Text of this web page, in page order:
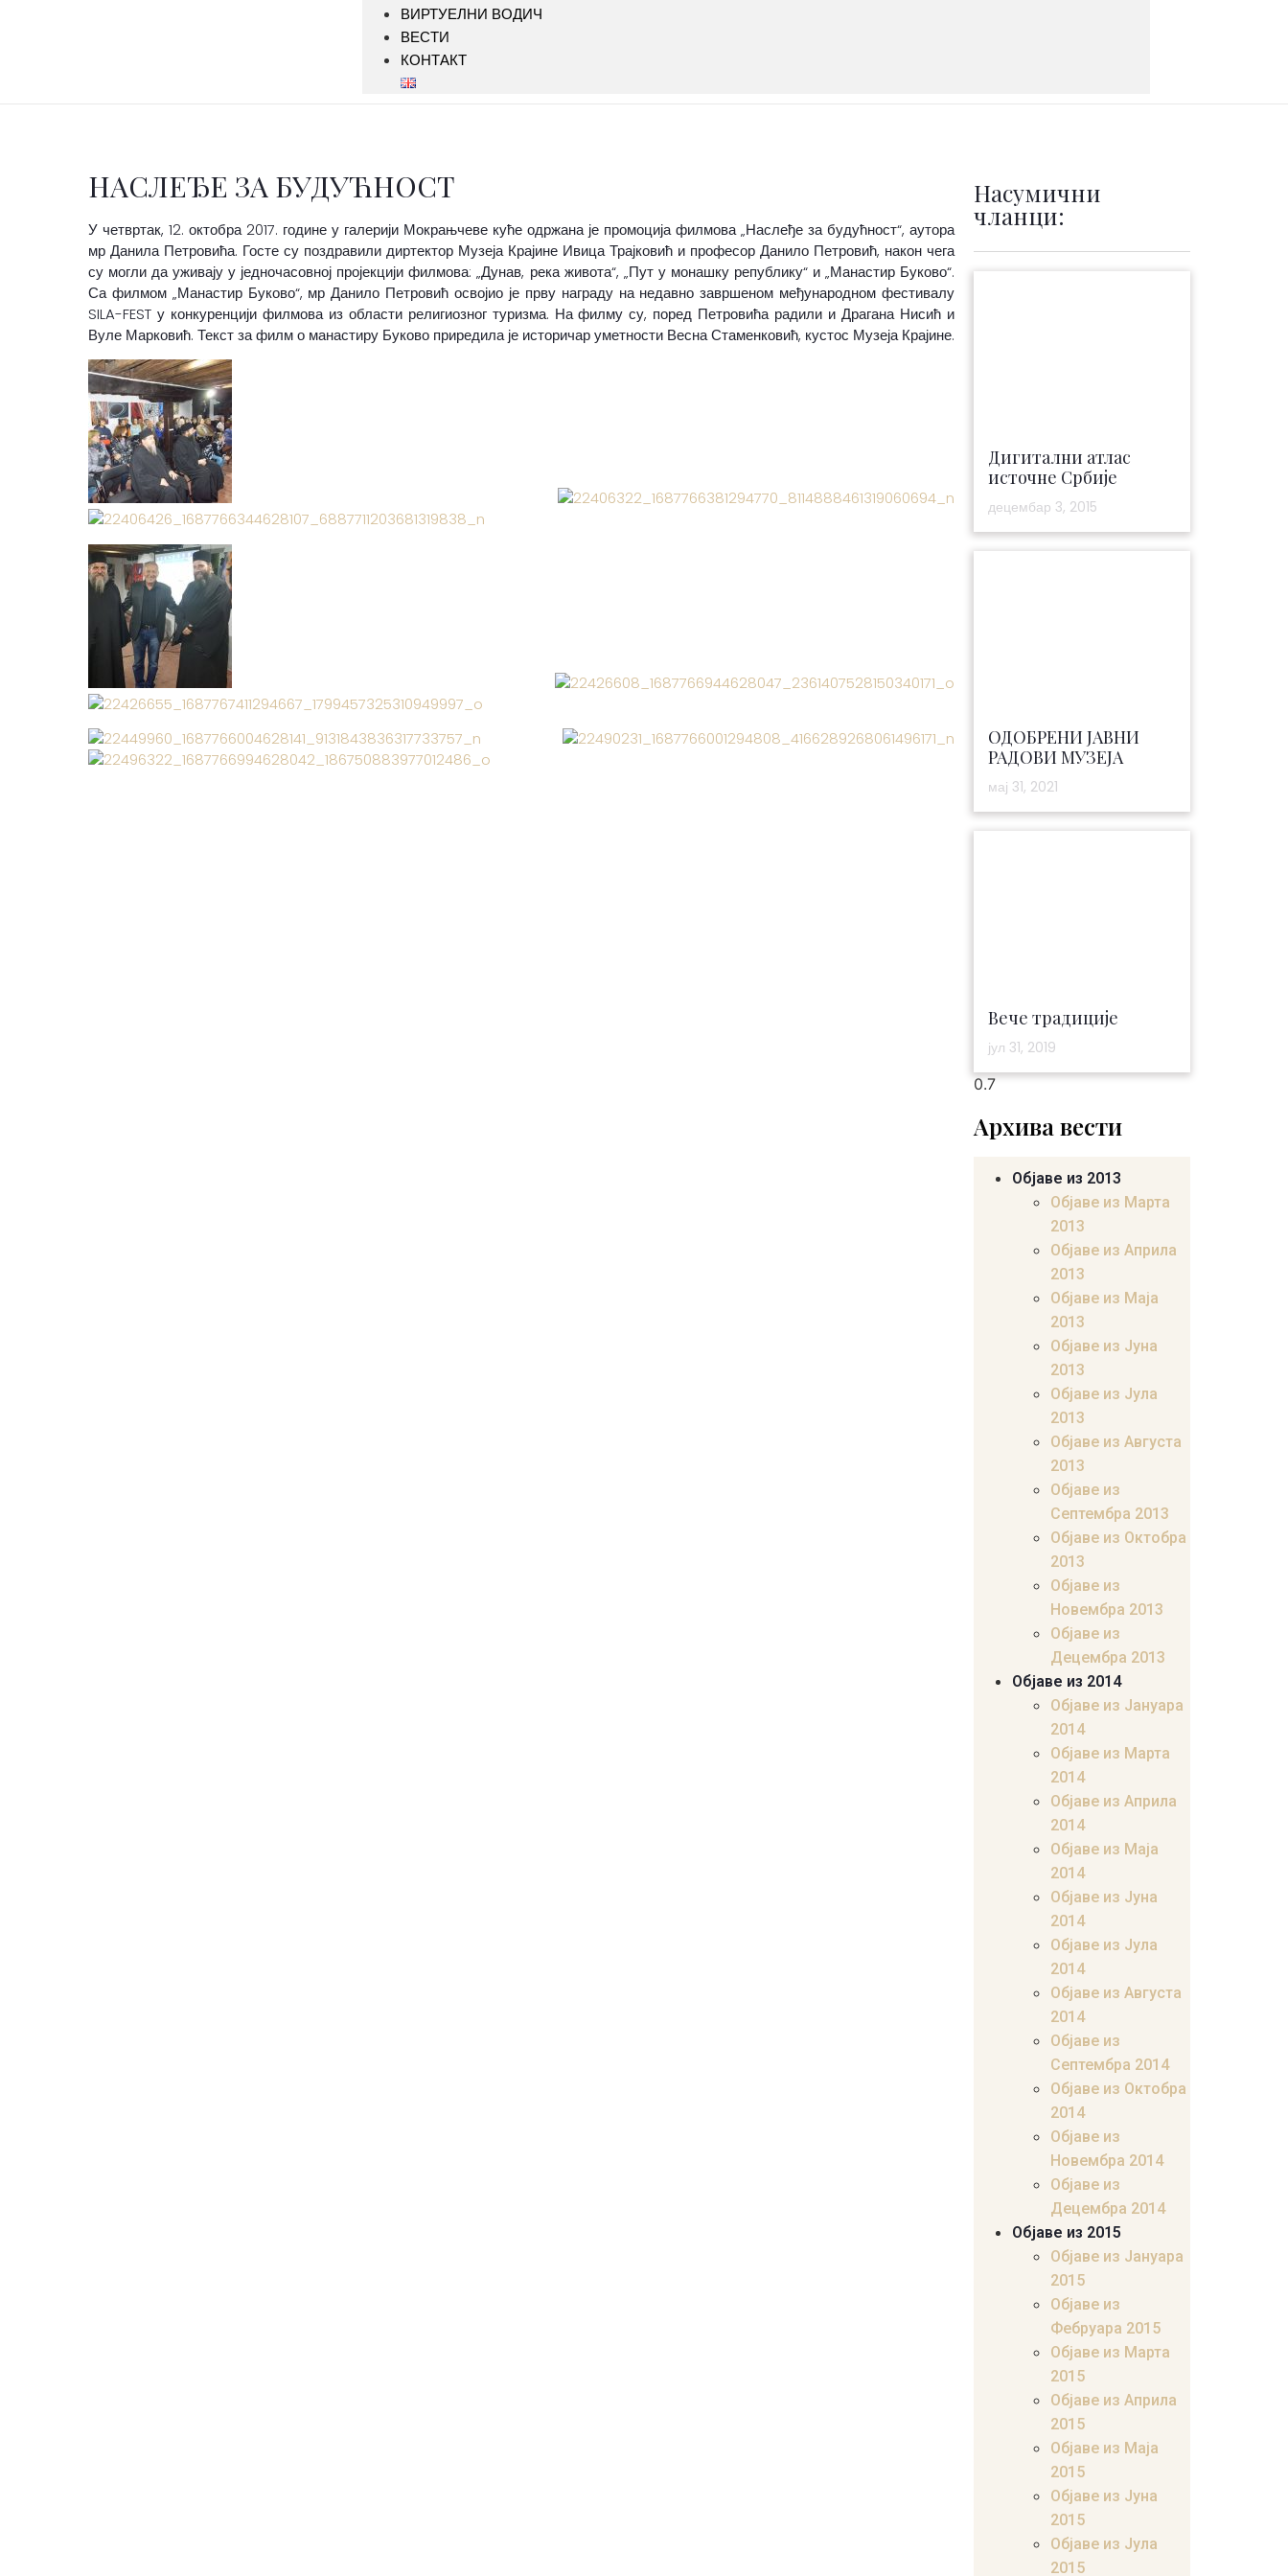
ВИРТУЕЛНИ ВОДИЧ
ВЕСТИ
КОНТАКТ
НАСЛЕЂЕ ЗА БУДУЋНОСТ
У четвртак, 12. октобра 2017. године у галерији Мокрањчеве куће одржана је промоција филмова „Наслеђе за будућност“, аутора
мр Данила Петровића. Госте су поздравили диртектор Музеја Крајине Ивица Трајковић и професор Данило Петровић, након чега
су могли да уживају у једночасовној пројекцији филмова: „Дунав, река живота“, „Пут у монашку републику“ и „Манастир Буково“.
Са филмом „Манастир Буково“, мр Данило Петровић освојио је прву награду на недавно завршеном међународном фестивалу
SILA-FEST у конкуренцији филмова из области религиозног туризма. На филму су, поред Петровића радили и Драгана Нисић и
Вуле Марковић. Текст за филм о манастиру Буково приредила је историчар уметности Весна Стаменковић, кустос Музеја Крајине.
Насумични
чланци:
Дигитални атлас
источне Србије
децембар 3, 2015
ОДОБРЕНИ ЈАВНИ
РАДОВИ МУЗЕЈА
мај 31, 2021
Вече традиције
јул 31, 2019
Архива вести
Објаве из 2013
Објаве из Марта
2013
Објаве из Априла
2013
Објаве из Маја
2013
Објаве из Јунa
2013
Објаве из Јула
2013
Објаве из Августа
2013
Објаве из
Септембра 2013
Објаве из Октобра
2013
Објаве из
Новембра 2013
Објаве из
Децембра 2013
Објаве из 2014
Објаве из Јануара
2014
Објаве из Марта
2014
Објаве из Априла
2014
Објаве из Маја
2014
Објаве из Јуна
2014
Објаве из Јула
2014
Објаве из Августа
2014
Објаве из
Септембра 2014
Објаве из Октобра
2014
Објаве из
Новембра 2014
Објаве из
Децембра 2014
Објаве из 2015
Објаве из Јануара
2015
Објаве из
Фебруара 2015
Објаве из Марта
2015
Објаве из Априла
2015
Објаве из Маја
2015
Објаве из Јуна
2015
Објаве из Јула
2015